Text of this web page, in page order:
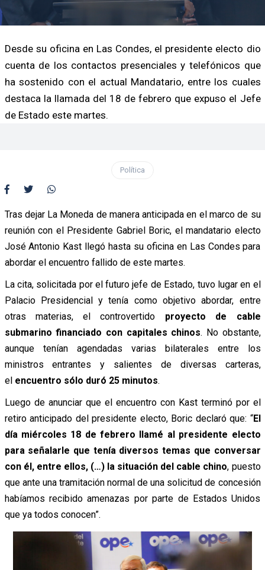
Desde su oficina en Las Condes, el presidente electo dio
cuenta de los contactos presenciales y telefónicos que
ha sostenido con el actual Mandatario, entre los cuales
destaca la llamada del 18 de febrero que expuso el Jefe
de Estado este martes.
Política
Tras dejar La Moneda de manera anticipada en el marco de su
reunión con el Presidente Gabriel Boric, el mandatario electo
José Antonio Kast llegó hasta su oficina en Las Condes para
abordar el encuentro fallido de este martes.
La cita, solicitada por el futuro jefe de Estado, tuvo lugar en el
Palacio Presidencial y tenía como objetivo abordar, entre
otras materias, el controvertido proyecto de cable
submarino financiado con capitales chinos. No obstante,
aunque tenían agendadas varias bilaterales entre los
ministros entrantes y salientes de diversas carteras,
el encuentro sólo duró 25 minutos.
Luego de anunciar que el encuentro con Kast terminó por el
retiro anticipado del presidente electo, Boric declaró que: “El
día miércoles 18 de febrero llamé al presidente electo
para señalarle que tenía diversos temas que conversar
con él, entre ellos, (…)la situación del cable chino, puesto
que ante una tramitación normal de una solicitud de concesión
habíamos recibido amenazas por parte de Estados Unidos
que ya todos conocen”.